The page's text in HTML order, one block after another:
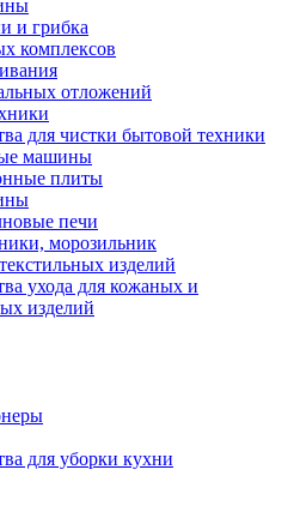
и грибка
комплексов
отложений
для чистки бытовой техники
машины
плиты
печи
морозильник
изделий
ухода для кожаных и
изделий
для уборки кухни